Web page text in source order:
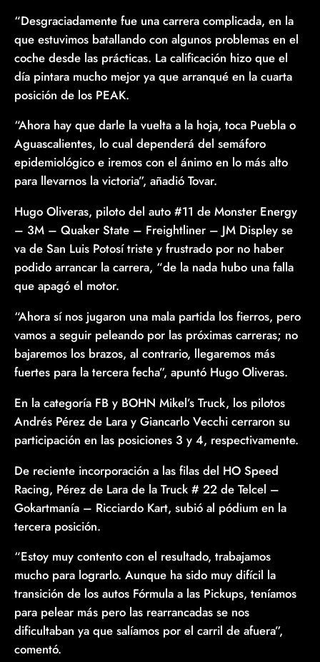
“Desgraciadamente fue una carrera complicada, en la
que estuvimos batallando con algunos problemas en el
coche desde las prácticas. La calificación hizo que el
día pintara mucho mejor ya que arranqué en la cuarta
posición de los PEAK.
“Ahora hay que darle la vuelta a la hoja, toca Puebla o
Aguascalientes, lo cual dependerá del semáforo
epidemiológico e iremos con el ánimo en lo más alto
para llevarnos la victoria”, añadió Tovar.
Hugo Oliveras, piloto del auto #11 de Monster Energy
– 3M – Quaker State – Freightliner – JM Displey se
va de San Luis Potosí triste y frustrado por no haber
podido arrancar la carrera, “de la nada hubo una falla
que apagó el motor.
“Ahora sí nos jugaron una mala partida los fierros, pero
vamos a seguir peleando por las próximas carreras; no
bajaremos los brazos, al contrario, llegaremos más
fuertes para la tercera fecha”, apuntó Hugo Oliveras.
En la categoría FB y BOHN Mikel’s Truck, los pilotos
Andrés Pérez de Lara y Giancarlo Vecchi cerraron su
participación en las posiciones 3 y 4, respectivamente.
De reciente incorporación a las filas del HO Speed
Racing, Pérez de Lara de la Truck # 22 de Telcel –
Gokartmanía – Ricciardo Kart, subió al pódium en la
tercera posición.
“Estoy muy contento con el resultado, trabajamos
mucho para lograrlo. Aunque ha sido muy difícil la
transición de los autos Fórmula a las Pickups, teníamos
para pelear más pero las rearrancadas se nos
dificultaban ya que salíamos por el carril de afuera”,
comentó.